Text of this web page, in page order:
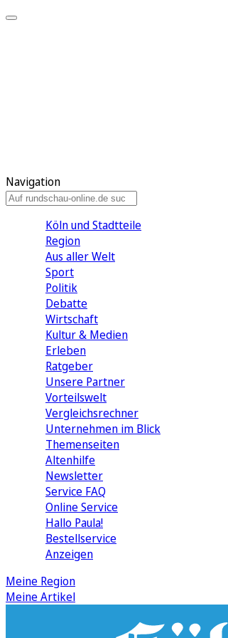
Navigation
Köln und Stadtteile
Region
Aus aller Welt
Sport
Politik
Debatte
Wirtschaft
Kultur & Medien
Erleben
Ratgeber
Unsere Partner
Vorteilswelt
Vergleichsrechner
Unternehmen im Blick
Themenseiten
Altenhilfe
Newsletter
Service FAQ
Online Service
Hallo Paula!
Bestellservice
Anzeigen
Meine Region
Meine Artikel